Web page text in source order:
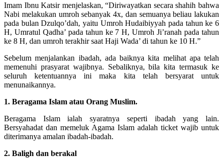
Imam Ibnu Katsir menjelaskan, “Diriwayatkan secara shahih bahwa
Nabi melakukan umroh sebanyak 4x, dan semuanya beliau lakukan
pada bulan Dzulqo’dah, yaitu Umroh Hudaibiyyah pada tahun ke 6
H, Umratul Qadha’ pada tahun ke 7 H, Umroh Ji’ranah pada tahun
ke 8 H, dan umroh terakhir saat Haji Wada’ di tahun ke 10 H.”
Sebelum menjalankan ibadah, ada baiknya kita melihat apa telah
memenuhi prasyarat wajibnya. Sebaliknya, bila kita termasuk ke
seluruh ketentuannya ini maka kita telah bersyarat untuk
menunaikannya.
1. Beragama Islam atau Orang Muslim.
Beragama Islam ialah syaratnya seperti ibadah yang lain.
Bersyahadat dan memeluk Agama Islam adalah ticket wajib untuk
diterimanya amalan ibadah-ibadah.
2. Baligh dan berakal